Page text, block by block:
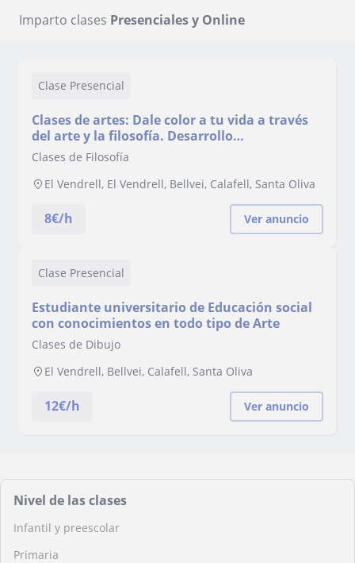
Imparto clases Presenciales y Online
Clase Presencial
Clases de artes: Dale color a tu vida a través
del arte y la filosofía. Desarrollo
personal/Dibujo/fotografía/música/escritura/etc
Clases de Filosofía
El Vendrell, El Vendrell, Bellvei, Calafell, Santa Oliva
8€/h Ver anuncio
Clase Presencial
Estudiante universitario de Educación social
con conocimientos en todo tipo de Arte
Clases de Dibujo
El Vendrell, Bellvei, Calafell, Santa Oliva
12€/h Ver anuncio
Nivel de las clases
Infantil y preescolar
Primaria